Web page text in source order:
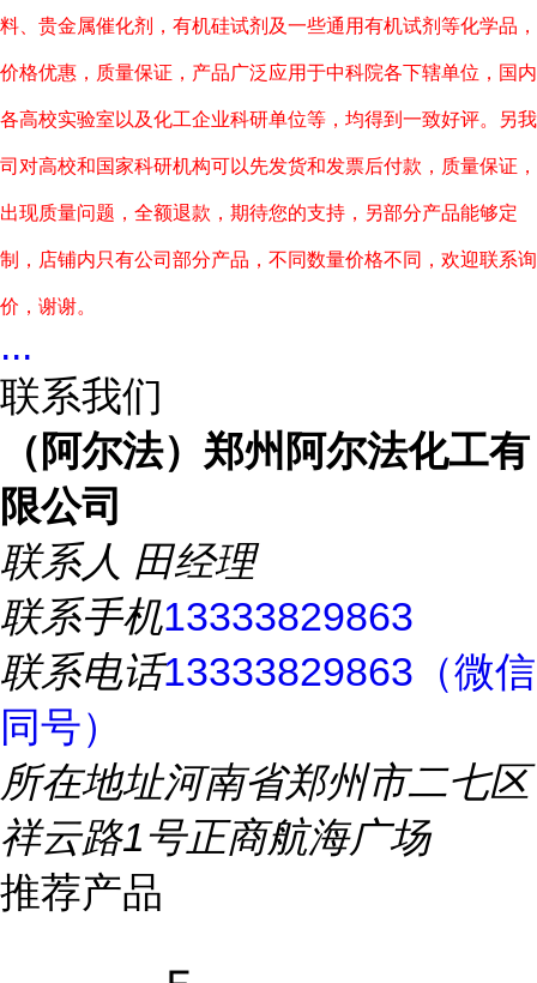
料、贵金属催化剂，有机硅试剂及一些通用有机试剂等化学品，
价格优惠，质量保证，产品广泛应用于中科院各下辖单位，国内
各高校实验室以及化工企业科研单位等，均得到一致好评。另我
司对高校和国家科研机构可以先发货和发票后付款，质量保证，
出现质量问题，全额退款，期待您的支持，另部分产品能够定
制，店铺内只有公司部分产品，不同数量价格不同，欢迎联系询
价，谢谢。
...
联系我们
（阿尔法）郑州阿尔法化工有
限公司
联系人 田经理
联系手机13333829863
联系电话13333829863（微信
同号）
所在地址河南省郑州市二七区
祥云路1号正商航海广场
推荐产品